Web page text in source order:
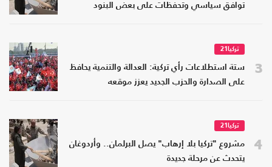
توافق سياسي وتحفظات على بعض البنود
3
تركيا21
ستة استطلاعات رأي تركية: العدالة والتنمية يحافظ
على الصدارة والحزب الجديد يعزز موقعه
4
تركيا21
مشروع "تركيا بلا إرهاب" يصل البرلمان.. وأردوغان
يتحدث عن مرحلة جديدة